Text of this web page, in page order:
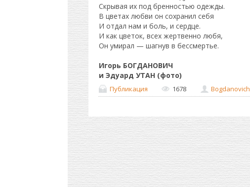
Скрывая их под бренностью одежды.
В цветах любви он сохранил себя
И отдал нам и боль, и сердце.
И как цветок, всех жертвенно любя,
Он умирал — шагнув в бессмертье.
Игорь БОГДАНОВИЧ
и Эдуард УТАН (фото)
Публикация 1678 Bogdanovich